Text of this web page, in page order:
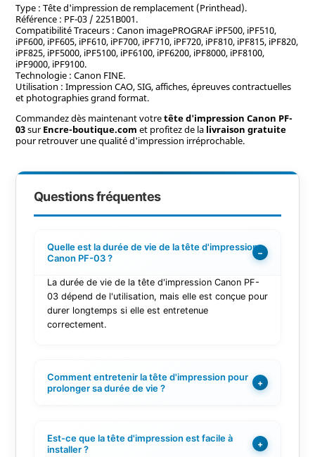
Type : Tête d'impression de remplacement (Printhead).
Référence : PF-03 / 2251B001.
Compatibilité Traceurs : Canon imagePROGRAF iPF500, iPF510,
iPF600, iPF605, iPF610, iPF700, iPF710, iPF720, iPF810, iPF815, iPF820,
iPF825, iPF5000, iPF5100, iPF6100, iPF6200, iPF8000, iPF8100,
iPF9000, iPF9100.
Technologie : Canon FINE.
Utilisation : Impression CAO, SIG, affiches, épreuves contractuelles
et photographies grand format.
Commandez dès maintenant votretête d'impression Canon PF-
03surEncre-boutique.com et profitez de la livraison gratuite
pour retrouver une qualité d'impression irréprochable.
Questions fréquentes
Quelle est la durée de vie de la tête d'impression
Canon PF-03 ?
−
La durée de vie de la tête d'impression Canon PF-
03 dépend de l'utilisation, mais elle est conçue pour
durer longtemps si elle est entretenue
correctement.
Comment entretenir la tête d'impression pour
prolonger sa durée de vie ?
+
Est-ce que la tête d'impression est facile à
installer ?
+